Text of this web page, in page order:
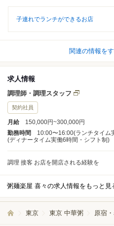
子連れでランチができるお店
関連の情報を
求人情報
調理師・調理スタッフ
契約社員
月給
150,000円~300,000円
勤務時間
10:00〜16:00(ランチタイム
(ディナータイム実働6時間・シフト制)
調理 接客 お店を開店される経験を
粥麺楽屋 喜々の求人情報をもっと見
東京 東京 中華粥 原宿